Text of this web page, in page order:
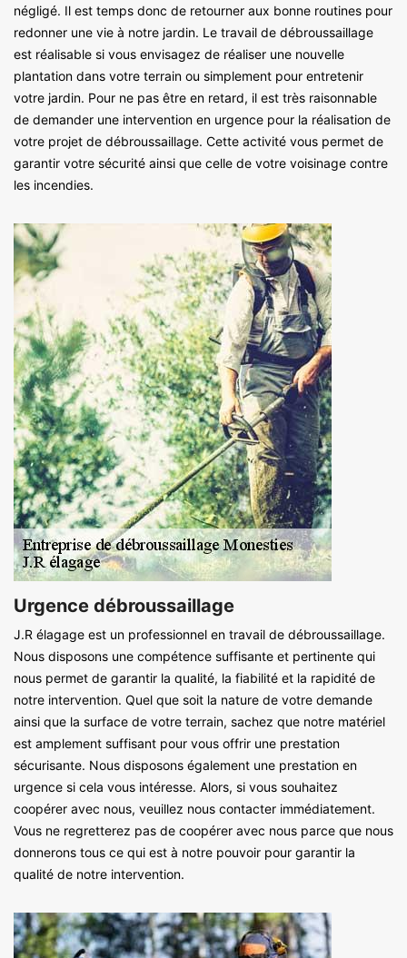
négligé. Il est temps donc de retourner aux bonne routines pour
redonner une vie à notre jardin. Le travail de débroussaillage
est réalisable si vous envisagez de réaliser une nouvelle
plantation dans votre terrain ou simplement pour entretenir
votre jardin. Pour ne pas être en retard, il est très raisonnable
de demander une intervention en urgence pour la réalisation de
votre projet de débroussaillage. Cette activité vous permet de
garantir votre sécurité ainsi que celle de votre voisinage contre
les incendies.
Urgence débroussaillage
J.R élagage est un professionnel en travail de débroussaillage.
Nous disposons une compétence suffisante et pertinente qui
nous permet de garantir la qualité, la fiabilité et la rapidité de
notre intervention. Quel que soit la nature de votre demande
ainsi que la surface de votre terrain, sachez que notre matériel
est amplement suffisant pour vous offrir une prestation
sécurisante. Nous disposons également une prestation en
urgence si cela vous intéresse. Alors, si vous souhaitez
coopérer avec nous, veuillez nous contacter immédiatement.
Vous ne regretterez pas de coopérer avec nous parce que nous
donnerons tous ce qui est à notre pouvoir pour garantir la
qualité de notre intervention.